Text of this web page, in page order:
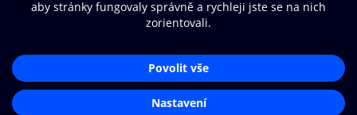
© O2 Czech Republic a.s.
Zásady zpracování osobních údajůAplikace O2 Knihovna
Čti a poslouchej své e-knihy a